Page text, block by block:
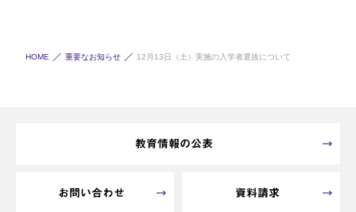
HOME 重要なお知らせ 12月13日（土）実施の入学者選抜について
教育情報の公表
お問い合わせ 資料請求